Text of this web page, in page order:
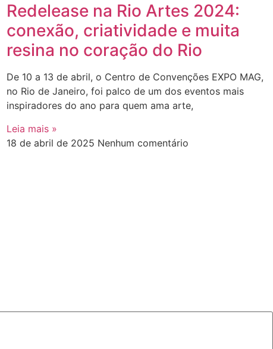
Redelease na Rio Artes 2024:
conexão, criatividade e muita
resina no coração do Rio
De 10 a 13 de abril, o Centro de Convenções EXPO MAG,
no Rio de Janeiro, foi palco de um dos eventos mais
inspiradores do ano para quem ama arte,
Leia mais »
18 de abril de 2025 Nenhum comentário